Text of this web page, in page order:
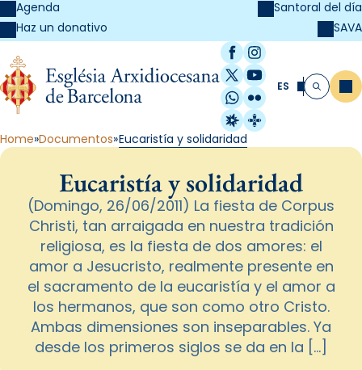
Agenda
Haz un donativo
Santoral del día
SAVA
Facebook
Instagram
X / Twitter
YouTube
WhatsApp
Flickr
Radio Estel
Catalunya
ES Buscar
Home Documentos Eucaristía y solidaridad
Eucaristía y solidaridad
(Domingo, 26/06/2011) La fiesta de Corpus
Christi, tan arraigada en nuestra tradición
religiosa, es la fiesta de dos amores: el
amor a Jesucristo, realmente presente en
el sacramento de la eucaristía y el amor a
los hermanos, que son como otro Cristo.
Ambas dimensiones son inseparables. Ya
desde los primeros siglos se da en la […]